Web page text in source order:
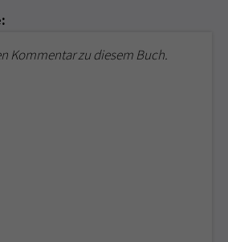
Kommentar zu diesem Buch.